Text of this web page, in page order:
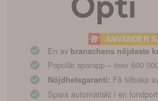
ANVÄNDER
En av branschens nöjdaste
Populär sparapp – över 600
Nöjdhetsgaranti: Få tillbaka
Spara automatiskt i en